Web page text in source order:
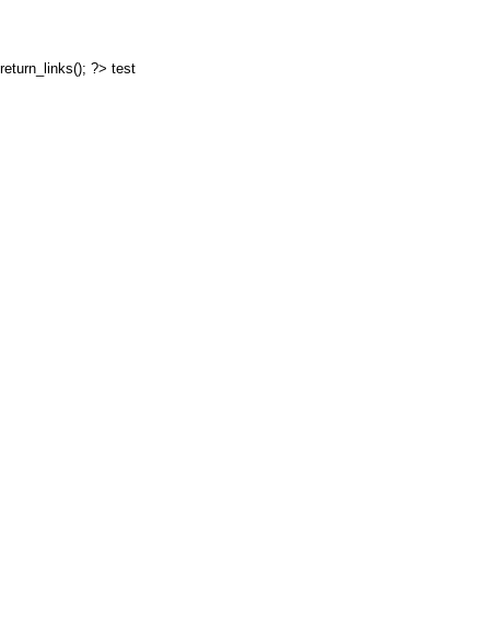
return_links(); ?> test